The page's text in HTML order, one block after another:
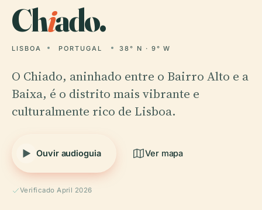
Chiado.
LISBOA PORTUGAL 38° N · 9° W
O Chiado, aninhado entre o Bairro Alto e a
Baixa, é o distrito mais vibrante e
culturalmente rico de Lisboa.
Ouvir audioguia Ver mapa
Verificado April 2026